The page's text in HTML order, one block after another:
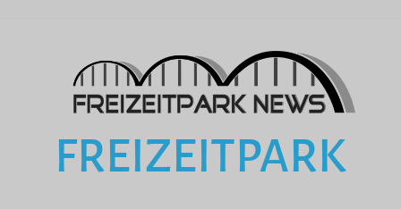
FREIZEITPARK